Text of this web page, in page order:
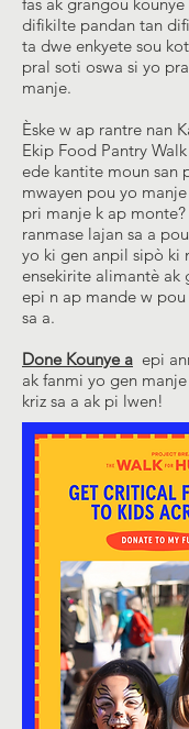
difikilte pandan tan
ta dwe enkyete sou
pral soti oswa si yo
manje.
Èske w ap rantre nan
Ekip Food Pantry
ede kantite moun san
mwayen pou yo
pri manje k ap
ranmase lajan sa a
yo ki gen anpil sipò ki
ensekirite alimantè ak
epi n ap mande w
sa a.
Done Kounye a epi
ak fanmi yo gen
kriz sa a ak pi lwen!